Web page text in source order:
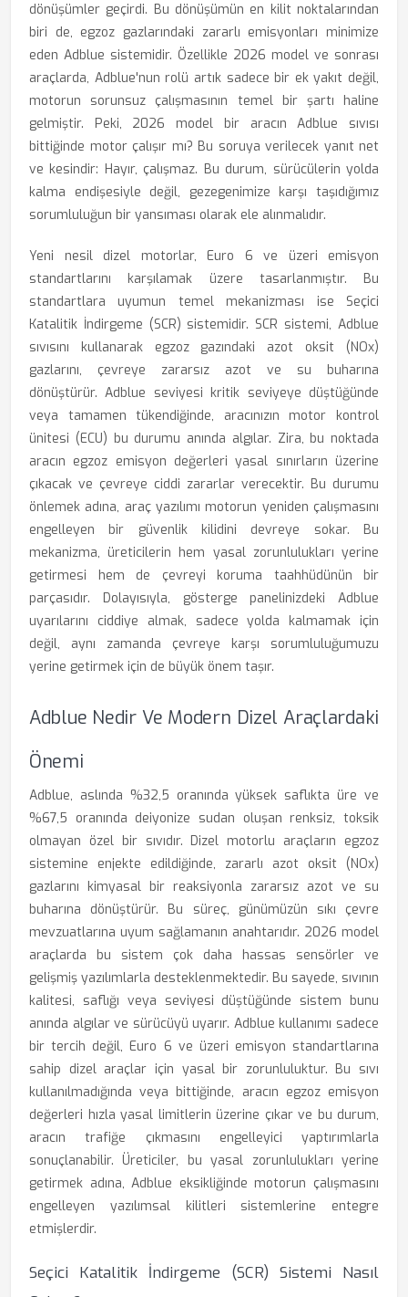
dönüşümler geçirdi. Bu dönüşümün en kilit noktalarından
biri de, egzoz gazlarındaki zararlı emisyonları minimize
eden Adblue sistemidir. Özellikle 2026 model ve sonrası
araçlarda, Adblue'nun rolü artık sadece bir ek yakıt değil,
motorun sorunsuz çalışmasının temel bir şartı haline
gelmiştir. Peki, 2026 model bir aracın Adblue sıvısı
bittiğinde motor çalışır mı? Bu soruya verilecek yanıt net
ve kesindir: Hayır, çalışmaz. Bu durum, sürücülerin yolda
kalma endişesiyle değil, gezegenimize karşı taşıdığımız
sorumluluğun bir yansıması olarak ele alınmalıdır.
Yeni nesil dizel motorlar, Euro 6 ve üzeri emisyon
standartlarını karşılamak üzere tasarlanmıştır. Bu
standartlara uyumun temel mekanizması ise Seçici
Katalitik İndirgeme (SCR) sistemidir. SCR sistemi, Adblue
sıvısını kullanarak egzoz gazındaki azot oksit (NOx)
gazlarını, çevreye zararsız azot ve su buharına
dönüştürür. Adblue seviyesi kritik seviyeye düştüğünde
veya tamamen tükendiğinde, aracınızın motor kontrol
ünitesi (ECU) bu durumu anında algılar. Zira, bu noktada
aracın egzoz emisyon değerleri yasal sınırların üzerine
çıkacak ve çevreye ciddi zararlar verecektir. Bu durumu
önlemek adına, araç yazılımı motorun yeniden çalışmasını
engelleyen bir güvenlik kilidini devreye sokar. Bu
mekanizma, üreticilerin hem yasal zorunlulukları yerine
getirmesi hem de çevreyi koruma taahhüdünün bir
parçasıdır. Dolayısıyla, gösterge panelinizdeki Adblue
uyarılarını ciddiye almak, sadece yolda kalmamak için
değil, aynı zamanda çevreye karşı sorumluluğumuzu
yerine getirmek için de büyük önem taşır.
Adblue Nedir Ve Modern Dizel Araçlardaki
Önemi
Adblue, aslında %32,5 oranında yüksek saflıkta üre ve
%67,5 oranında deiyonize sudan oluşan renksiz, toksik
olmayan özel bir sıvıdır. Dizel motorlu araçların egzoz
sistemine enjekte edildiğinde, zararlı azot oksit (NOx)
gazlarını kimyasal bir reaksiyonla zararsız azot ve su
buharına dönüştürür. Bu süreç, günümüzün sıkı çevre
mevzuatlarına uyum sağlamanın anahtarıdır. 2026 model
araçlarda bu sistem çok daha hassas sensörler ve
gelişmiş yazılımlarla desteklenmektedir. Bu sayede, sıvının
kalitesi, saflığı veya seviyesi düştüğünde sistem bunu
anında algılar ve sürücüyü uyarır. Adblue kullanımı sadece
bir tercih değil, Euro 6 ve üzeri emisyon standartlarına
sahip dizel araçlar için yasal bir zorunluluktur. Bu sıvı
kullanılmadığında veya bittiğinde, aracın egzoz emisyon
değerleri hızla yasal limitlerin üzerine çıkar ve bu durum,
aracın trafiğe çıkmasını engelleyici yaptırımlarla
sonuçlanabilir. Üreticiler, bu yasal zorunlulukları yerine
getirmek adına, Adblue eksikliğinde motorun çalışmasını
engelleyen yazılımsal kilitleri sistemlerine entegre
etmişlerdir.
Seçici Katalitik İndirgeme (SCR) Sistemi Nasıl